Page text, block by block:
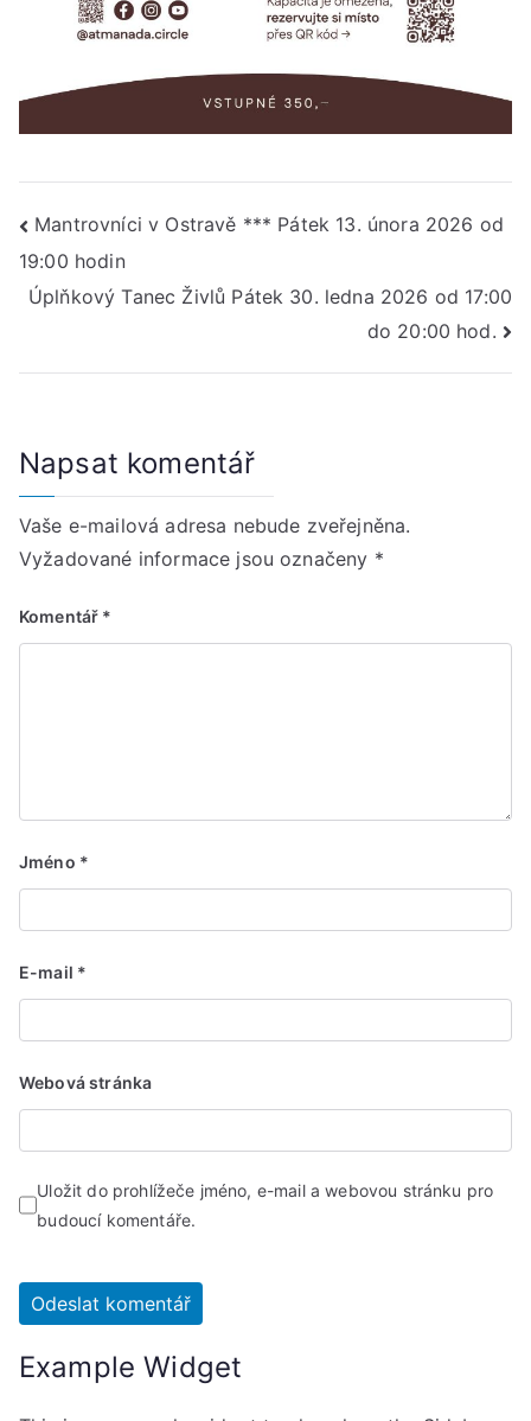
Navigace
pro
Mantrovníci v Ostravě *** Pátek 13. února 2026 od
19:00 hodin
Úplňkový Tanec Živlů Pátek 30. ledna 2026 od 17:00
do 20:00 hod.
Napsat komentář
Vaše e-mailová adresa nebude zveřejněna.
Vyžadované informace jsou označeny *
Komentář *
Jméno *
E-mail *
Webová stránka
Uložit do prohlížeče jméno, e-mail a webovou stránku pro
budoucí komentáře.
Example Widget